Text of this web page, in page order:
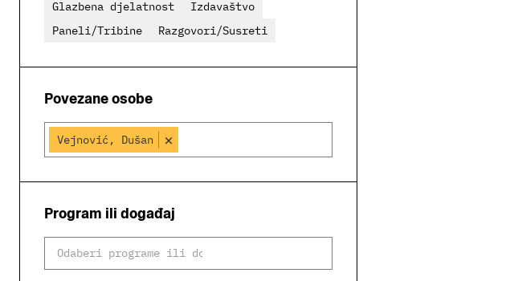
Glazbena djelatnost
Izdavaštvo
Paneli/Tribine
Razgovori/Susreti
Povezane osobe
Vejnović, Dušan ×
Program ili događaj